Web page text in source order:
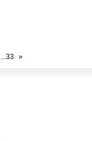
...33 »